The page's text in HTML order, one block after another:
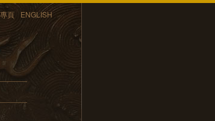
頁 ENGLISH